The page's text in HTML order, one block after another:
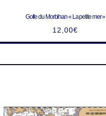
Golfe du Morbihan « La petite mer »
12,00€